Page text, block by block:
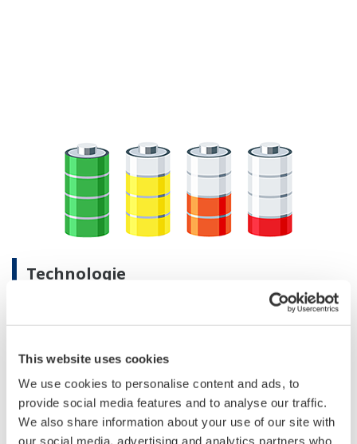
This website uses cookies
We use cookies to personalise content and ads, to
provide social media features and to analyse our traffic.
We also share information about your use of our site with
our social media, advertising and analytics partners who
Technologie
Wenn erneuerbare Energien eingesetzt werden sollen,
ist es wichtig, die notwendigen Vorkehrungen zu
treffen, um die schwankenden
Stromerzeugungsmengen auszugleichen. Ein
Speichersystem kann dazu beitragen, ein Gleichgewicht
zwischen Angebot und Nachfrage zu schaffen. Hierfür